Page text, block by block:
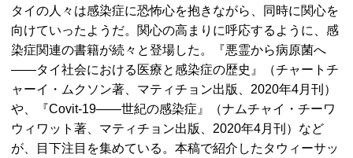
タイの人々は感染症に恐怖心を抱きながら、同時に関心を
向けていったようだ。関心の高まりに呼応するように、感
染症関連の書籍が続々と登場した。『悪霊から病原菌へ
――タイ社会における医療と感染症の歴史』（チャートチ
ャーイ・ムクソン著、マティチョン出版、2020年4月刊）
や、『Covit-19――世紀の感染症』（ナムチャイ・チーワ
ウィワット著、マティチョン出版、2020年4月刊）など
が、目下注目を集めている。本稿で紹介したタウィーサッ